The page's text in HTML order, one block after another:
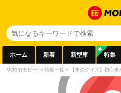
ホーム 新着 新型車 特集
MOBY[モビー] > 特集一覧 > 【車のクイズ】初心